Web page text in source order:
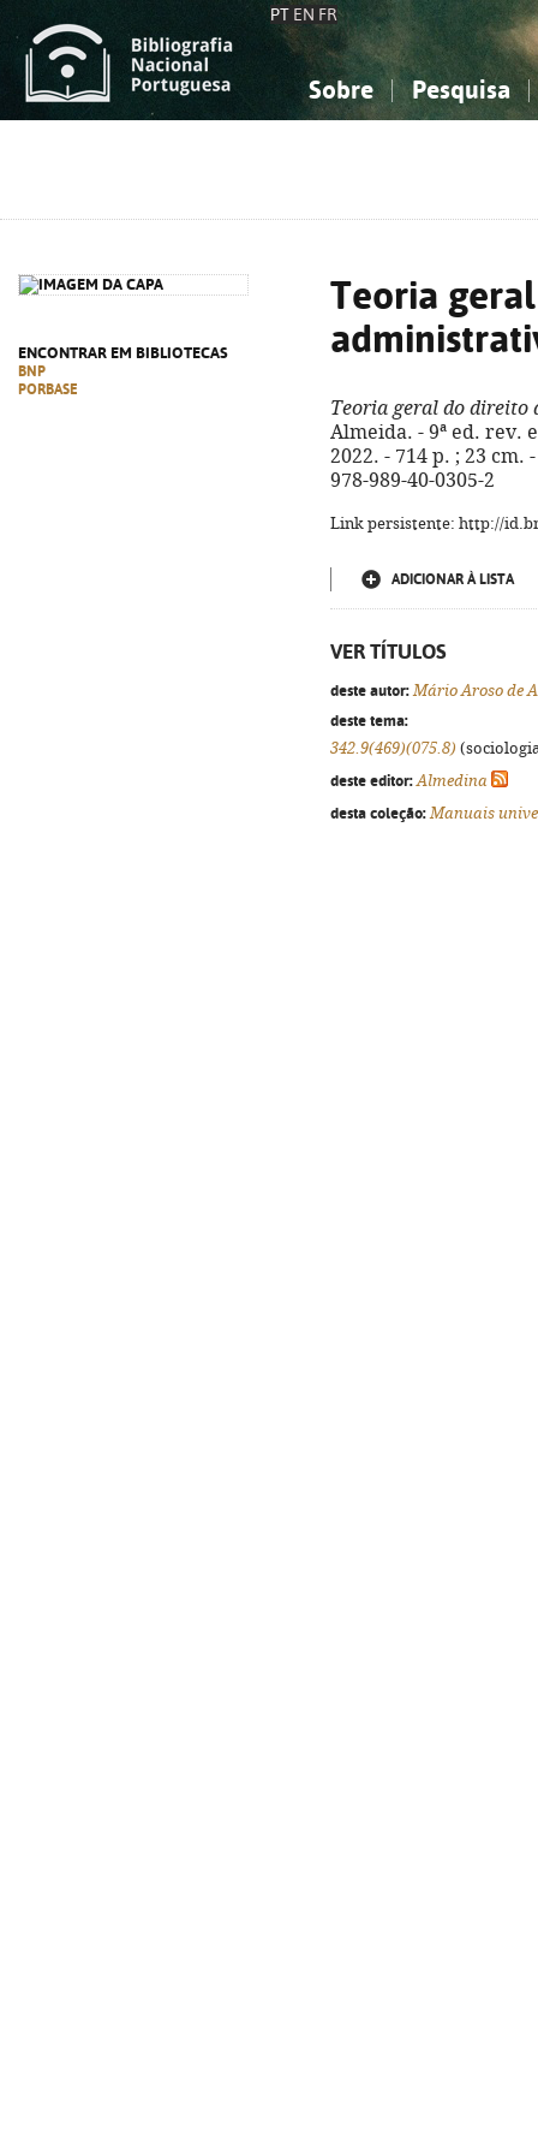
PT EN FR
Sobre Pesquisa
ENCONTRAR EM BIBLIOTECAS
BNP
PORBASE
Teoria
Teoria geral do
Almeida. - 9ª ed. rev.
2022. - 714 p. ; 23
978-989-40-0305-2
Link persistente: http://
ADICIONAR À LISTA
VER TÍTULOS
deste autor: Mário Aroso de
deste tema:
342.9(469)(075.8)
deste editor: Almedina
desta coleção: Manuais